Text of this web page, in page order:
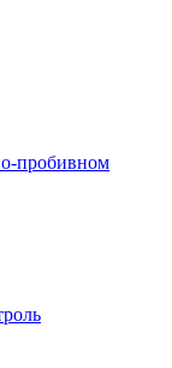
пробивном